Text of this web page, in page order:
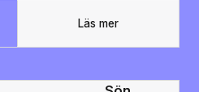
Läs mer